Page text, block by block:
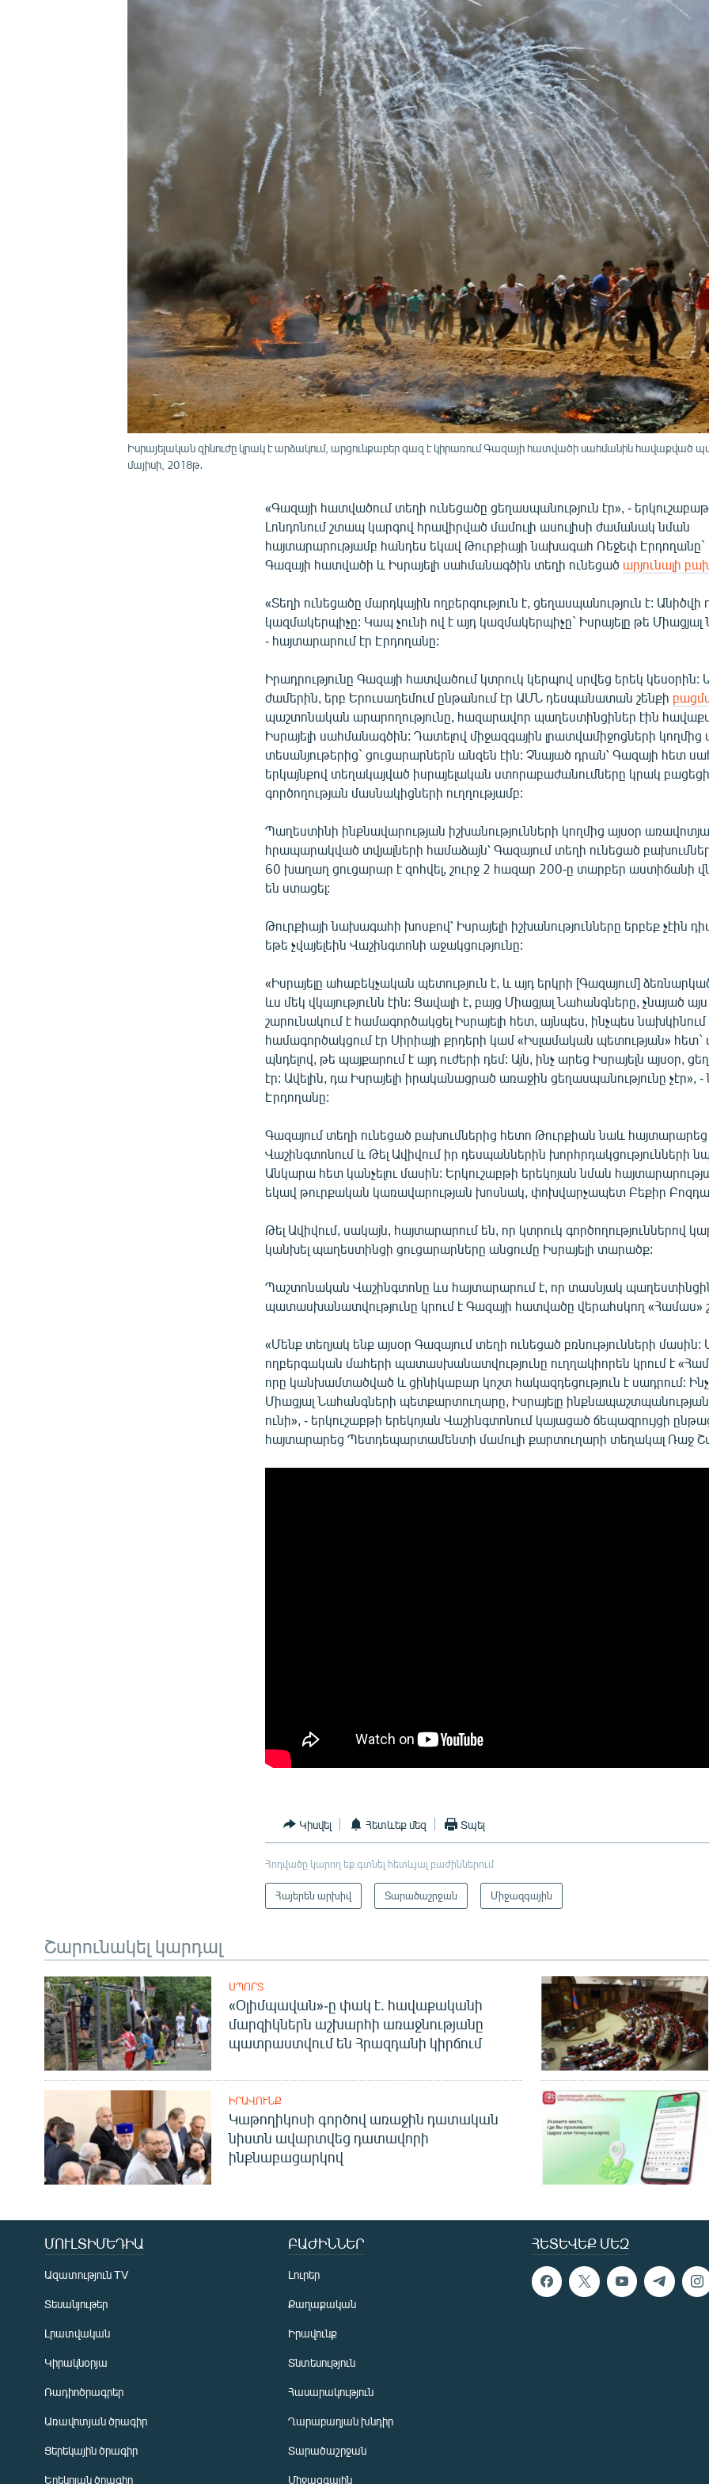
ՁԳՏԵԼՈՎ ԼԱՎԱԳՈՒՅՆԻՆ
Իսրայելական զինուժը կրակ է արձակում, արցունքաբեր գազ է կիրառում Գազայի հատվածի սահմանին հավաքված
մայիսի, 2018թ․
«Գազայի հատվածում տեղի ունեցածը ցեղասպանություն էր», -
Լոնդոնում շտապ կարգով հրավիրված մամուլի ասուլիսի ժամանակ նման
հայտարարությամբ հանդես եկավ Թուրքիայի նախագահ Ռեջեփ Էրդողանը`
Գազայի հատվածի և Իսրայելի սահմանագծին տեղի ունեցած արյունալի
«Տեղի ունեցածը մարդկային ողբերգություն է, ցեղասպանություն է: Անիծվի
կազմակերպիչը: Կապ չունի ով է այդ կազմակերպիչը` Իսրայելը թե
- հայտարարում էր Էրդողանը:
Իրադրությունը Գազայի հատվածում կտրուկ կերպով սրվեց երեկ կեսօրին:
ժամերին, երբ Երուսաղեմում ընթանում էր ԱՄՆ դեսպանատան շենքի
պաշտոնական արարողությունը, հազարավոր պաղեստինցիներ էին
Իսրայելի սահմանագծին: Դատելով միջազգային լրատվամիջոցների
տեսանյութերից` ցուցարարներն անզեն էին: Չնայած դրան՝ Գազայի հետ
երկայնքով տեղակայված իսրայելական ստորաբաժանումները կրակ
գործողության մասնակիցների ուղղությամբ:
Պաղեստինի ինքնավարության իշխանությունների կողմից այսօր
հրապարակված տվյալների համաձայն՝ Գազայում տեղի ունեցած
60 խաղաղ ցուցարար է զոհվել, շուրջ 2 հազար 200-ը տարբեր աստիճանի
են ստացել:
Թուրքիայի նախագահի խոսքով՝ Իսրայելի իշխանությունները երբեք չէին
եթե չվայելեին Վաշինգտոնի աջակցությունը:
«Իսրայելը ահաբեկչական պետություն է, և այդ երկրի [Գազայում]
ևս մեկ վկայությունն էին: Ցավալի է, բայց Միացյալ Նահանգները, չնայած
շարունակում է համագործակցել Իսրայելի հետ, այնպես, ինչպես նախկինում
համագործակցում էր Սիրիայի քրդերի կամ «Իսլամական պետության»
պնդելով, թե պայքարում է այդ ուժերի դեմ: Այն, ինչ արեց Իսրայելն այսօր,
էր: Ավելին, դա Իսրայելի իրականացրած առաջին ցեղասպանությունը չէր», -
Էրդողանը:
Գազայում տեղի ունեցած բախումներից հետո Թուրքիան նաև հայտարարեց
Վաշինգտոնում և Թել Ավիվում իր դեսպաններին խորհրդակցությունների
Անկարա հետ կանչելու մասին: Երկուշաբթի երեկոյան նման
եկավ թուրքական կառավարության խոսնակ, փոխվարչապետ Բեքիր
Թել Ավիվում, սակայն, հայտարարում են, որ կտրուկ գործողություններով
կանխել պաղեստինցի ցուցարարները անցումը Իսրայելի տարածք:
Պաշտոնական Վաշինգտոնը ևս հայտարարում է, որ տասնյակ
պատասխանատվությունը կրում է Գազայի հատվածը վերահսկող «Համաս»
«Մենք տեղյակ ենք այսօր Գազայում տեղի ունեցած բռնությունների մասին:
ողբերգական մահերի պատասխանատվությունը ուղղակիորեն կրում է
որը կանխամտածված և ցինիկաբար կոշտ հակազդեցություն է սադրում:
Միացյալ Նահանգների պետքարտուղարը, Իսրայելը
ունի», - երկուշաբթի երեկոյան Վաշինգտոնում կայացած ճեպազրույցի
հայտարարեց Պետդեպարտամենտի մամուլի քարտուղարի տեղակալ Ռաջ
Կիսվել Հետևեք մեզ Տպել
Հոդվածը կարող եք գտնել հետևյալ բաժիններում
Հայերեն արխիվ Տարածաշրջան Միջազգային
Շարունակել կարդալ
ՍՊՈՐՏ
«Օլիմպավան»-ը փակ է. հավաքականի
մարզիկներն աշխարհի առաջնությանը
պատրաստվում են Հրազդանի կիրճում
ԻՐԱՎՈՒՆՔ
Կաթողիկոսի գործով առաջին դատական
նիստն ավարտվեց դատավորի
ինքնաբացարկով
ՀԵՏԵՎԵՔ ՄԵԶ
ՄՈՒԼՏԻՄԵԴԻԱ
Ազատություն TV
Տեսանյութեր
Լրատվական
Կիրակնօրյա
Ռադիոծրագրեր
Առավոտյան ծրագիր
Ցերեկային ծրագիր
Երեկոյան ծրագիր
ԲԱԺԻՆՆԵՐ
Լուրեր
Քաղաքական
Իրավունք
Տնտեսություն
Հասարակություն
Ղարաբաղյան խնդիր
Տարածաշրջան
Միջազգային